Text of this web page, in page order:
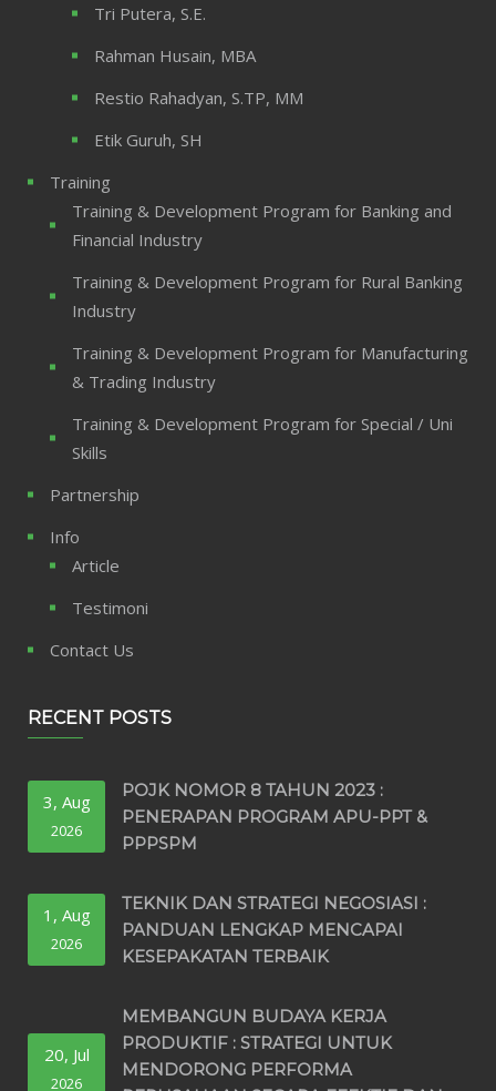
Tri Putera, S.E.
Rahman Husain, MBA
Restio Rahadyan, S.TP, MM
Etik Guruh, SH
Training
Training & Development Program for Banking and
Financial Industry
Training & Development Program for Rural Banking
Industry
Training & Development Program for Manufacturing
& Trading Industry
Training & Development Program for Special / Uni
Skills
Partnership
Info
Article
Testimoni
Contact Us
RECENT POSTS
3, Aug
2026
POJK NOMOR 8 TAHUN 2023 :
PENERAPAN PROGRAM APU-PPT &
PPPSPM
1, Aug
2026
TEKNIK DAN STRATEGI NEGOSIASI :
PANDUAN LENGKAP MENCAPAI
KESEPAKATAN TERBAIK
20, Jul
2026
MEMBANGUN BUDAYA KERJA
PRODUKTIF : STRATEGI UNTUK
MENDORONG PERFORMA